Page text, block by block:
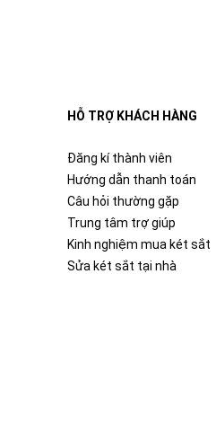
HỖ TRỢ KHÁCH HÀNG
Đăng kí thành viên
Hướng dẫn thanh toán
Câu hỏi thường gặp
Trung tâm trợ giúp
Kinh nghiệm mua két sắt
Sửa két sắt tại nhà